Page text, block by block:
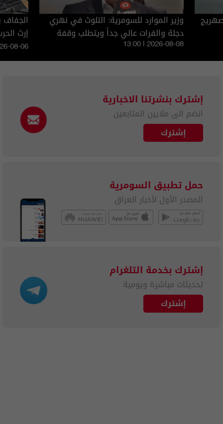
وزير الموارد للسومرية: التلوث في نهري
دجلة والفرات عالي جداً ويتطلب وقفة
حقيقية
13:00 | 2026-08-08
الجفاف
إرث
08-06
إشترك بنشرتنا الاخبارية
انضم الى ملايين المتابعين
إشترك
حمل تطبيق السومرية
المصدر الأول لأخبار العراق
إشترك بخدمة التلغرام
تحديثات مباشرة ويومية
إشترك